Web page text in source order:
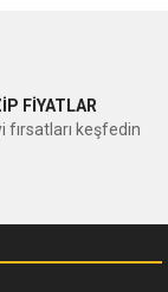
FİYATLAR
fırsatları keşfedin